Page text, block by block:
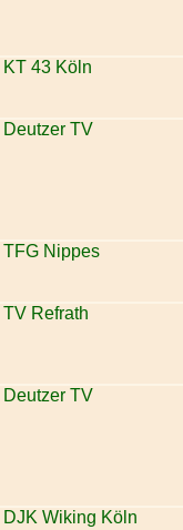
KT 43 Köln
Deutzer TV
TFG Nippes
TV Refrath
Deutzer TV
DJK Wiking Köln